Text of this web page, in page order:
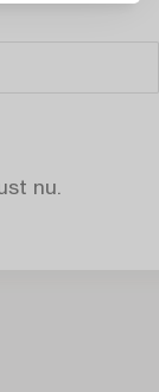
nu.